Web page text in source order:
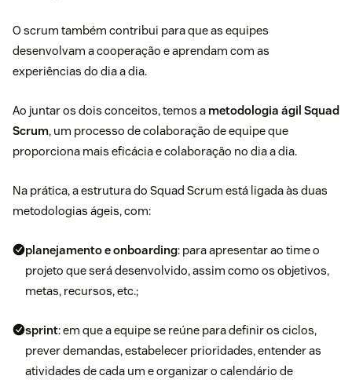
O scrum também contribui para que as equipes
desenvolvam a cooperação e aprendam com as
experiências do dia a dia.
Ao juntar os dois conceitos, temos a metodologia ágil Squad
Scrum, um processo de colaboração de equipe que
proporciona mais eficácia e colaboração no dia a dia.
Na prática, a estrutura do Squad Scrum está ligada às duas
metodologias ágeis, com:
planejamento e onboarding: para apresentar ao time o
projeto que será desenvolvido, assim como os objetivos,
metas, recursos, etc.;
sprint: em que a equipe se reúne para definir os ciclos,
prever demandas, estabelecer prioridades, entender as
atividades de cada um e organizar o calendário de